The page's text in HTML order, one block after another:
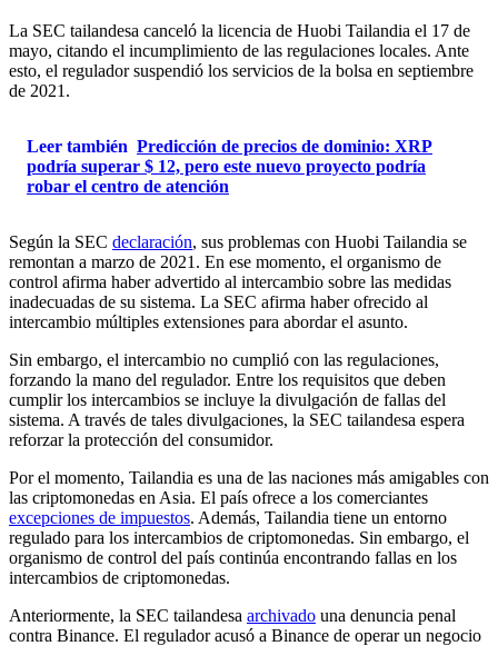
La SEC tailandesa canceló la licencia de Huobi Tailandia el 17 de
mayo, citando el incumplimiento de las regulaciones locales. Ante
esto, el regulador suspendió los servicios de la bolsa en septiembre
de 2021.
Leer también Predicción de precios de dominio: XRP
podría superar $ 12, pero este nuevo proyecto podría
robar el centro de atención
Según la SEC declaración, sus problemas con Huobi Tailandia se
remontan a marzo de 2021. En ese momento, el organismo de
control afirma haber advertido al intercambio sobre las medidas
inadecuadas de su sistema. La SEC afirma haber ofrecido al
intercambio múltiples extensiones para abordar el asunto.
Sin embargo, el intercambio no cumplió con las regulaciones,
forzando la mano del regulador. Entre los requisitos que deben
cumplir los intercambios se incluye la divulgación de fallas del
sistema. A través de tales divulgaciones, la SEC tailandesa espera
reforzar la protección del consumidor.
Por el momento, Tailandia es una de las naciones más amigables con
las criptomonedas en Asia. El país ofrece a los comerciantes
excepciones de impuestos. Además, Tailandia tiene un entorno
regulado para los intercambios de criptomonedas. Sin embargo, el
organismo de control del país continúa encontrando fallas en los
intercambios de criptomonedas.
Anteriormente, la SEC tailandesa archivado una denuncia penal
contra Binance. El regulador acusó a Binance de operar un negocio